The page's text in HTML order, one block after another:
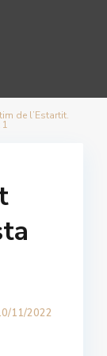
de l’Estartit.
11/2022